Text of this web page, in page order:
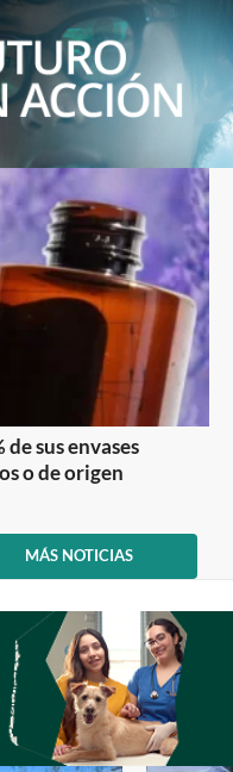
de sus envases
o de origen
MÁS NOTICIAS